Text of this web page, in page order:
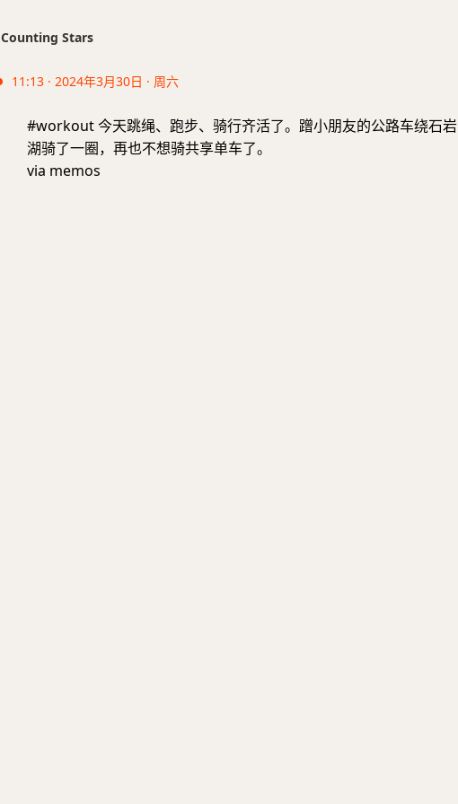
Counting Stars
11:13 · 2024年3月30日 · 周六
#workout 今天跳绳、跑步、骑行齐活了。蹭小朋友的公路车绕石岩
湖骑了一圈，再也不想骑共享单车了。
via memos